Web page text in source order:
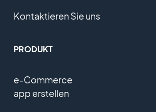
Kontaktieren Sie uns
PRODUKT
e-Commerce
app erstellen